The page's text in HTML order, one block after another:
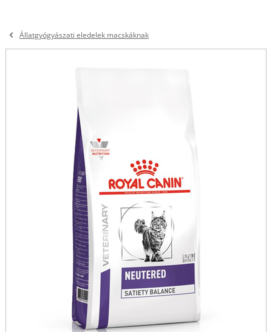
Állatgyógyászati eledelek macskáknak